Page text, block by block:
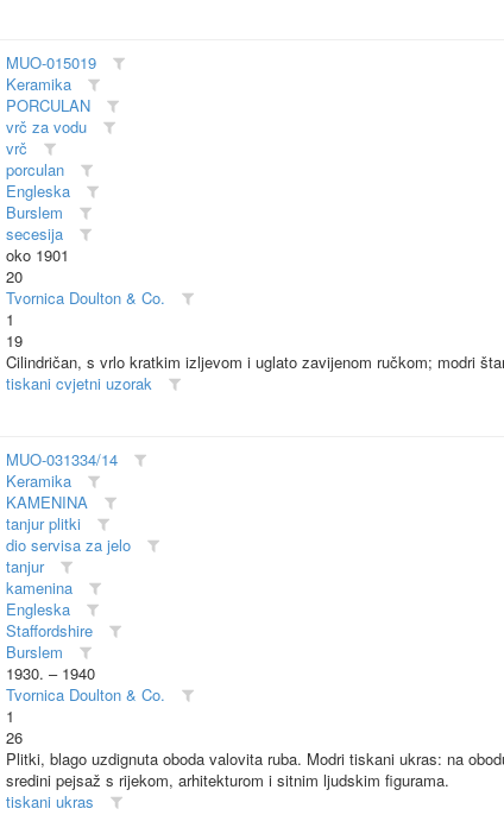
MUO-015019
Keramika
PORCULAN
vrč za vodu
vrč
porculan
Engleska
Burslem
secesija
oko 1901
20
Tvornica Doulton & Co.
1
19
Cilindričan, s vrlo kratkim izljevom i uglato zavijenom ručkom; modri
tiskani cvjetni uzorak
MUO-031334/14
Keramika
KAMENINA
tanjur plitki
dio servisa za jelo
tanjur
kamenina
Engleska
Staffordshire
Burslem
1930. – 1940
Tvornica Doulton & Co.
1
26
Plitki, blago uzdignuta oboda valovita ruba. Modri tiskani ukras: na
sredini pejsaž s rijekom, arhitekturom i sitnim ljudskim figurama.
tiskani ukras